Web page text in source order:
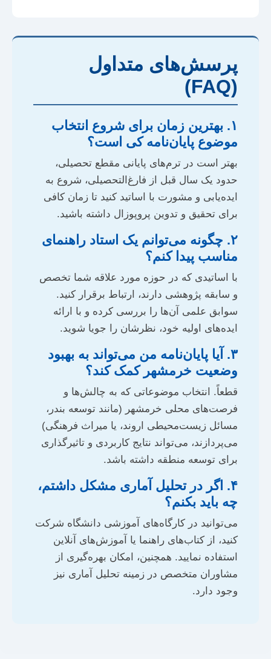
پرسش‌های متداول
(FAQ)
۱. بهترین زمان برای شروع انتخاب
موضوع پایان‌نامه کی است؟
بهتر است در ترم‌های پایانی مقطع تحصیلی،
حدود یک سال قبل از فارغ‌التحصیلی، شروع به
ایده‌یابی و مشورت با اساتید کنید تا زمان کافی
برای تحقیق و تدوین پروپوزال داشته باشید.
۲. چگونه می‌توانم یک استاد راهنمای
مناسب پیدا کنم؟
با اساتیدی که در حوزه مورد علاقه شما تخصص
و سابقه پژوهشی دارند، ارتباط برقرار کنید.
سوابق علمی آن‌ها را بررسی کرده و با ارائه
ایده‌های اولیه خود، نظرشان را جویا شوید.
۳. آیا پایان‌نامه من می‌تواند به بهبود
وضعیت خرمشهر کمک کند؟
قطعاً. انتخاب موضوعاتی که به چالش‌ها و
فرصت‌های محلی خرمشهر (مانند توسعه بندر،
مسائل زیست‌محیطی اروند، یا میراث فرهنگی)
می‌پردازند، می‌تواند نتایج کاربردی و تاثیرگذاری
برای توسعه منطقه داشته باشد.
۴. اگر در تحلیل آماری مشکل داشتم،
چه باید بکنم؟
می‌توانید در کارگاه‌های آموزشی دانشگاه شرکت
کنید، از کتاب‌های راهنما یا آموزش‌های آنلاین
استفاده نمایید. همچنین، امکان بهره‌گیری از
مشاوران متخصص در زمینه تحلیل آماری نیز
وجود دارد.